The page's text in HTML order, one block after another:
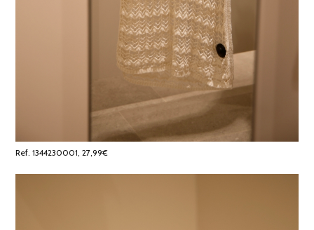
Ref. 1344230001, 27,99€